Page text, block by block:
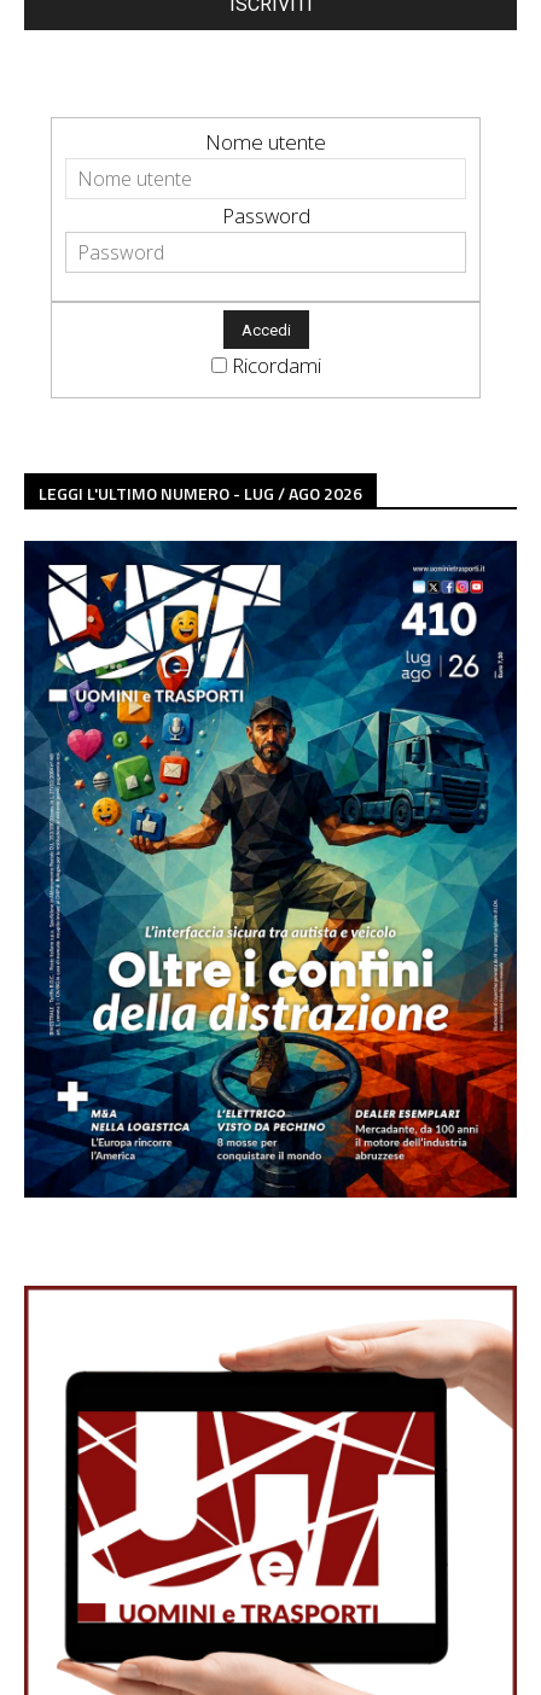
Nome utente
Password
Ricordami
LEGGI L'ULTIMO NUMERO - LUG / AGO 2026